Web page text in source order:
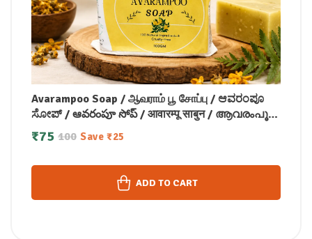
Avarampoo Soap / ஆவராம் பூ சோப்பு / ಆವರಂಪೂ
ಸೋಪ್ / ఆవరంపూ సోప్ / आवारम्पू साबुन / ആവരംപൂ
സോപ്പ്100g
100
₹75 Save ₹25
ADD TO CART